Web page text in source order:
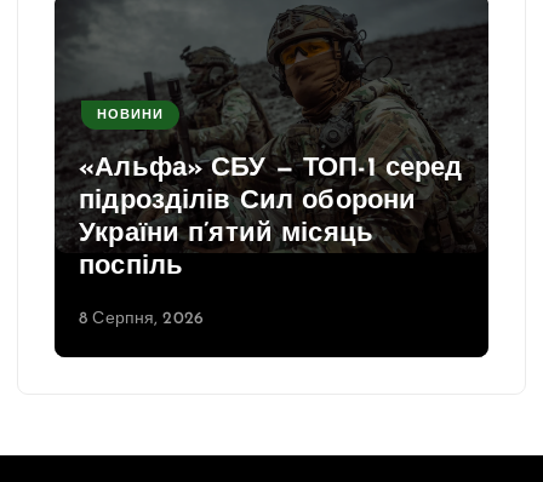
НОВИНИ
«Альфа» СБУ — ТОП-1 серед
підрозділів Сил оборони
України п’ятий місяць
поспіль
8 Серпня, 2026